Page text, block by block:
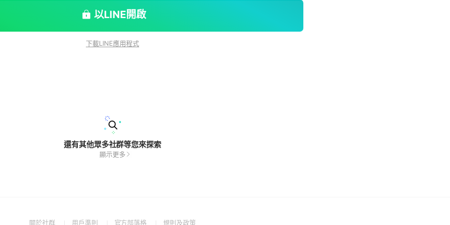
範例如下： 8號7樓4-芷寧、店A-小王子
圖哦，謝謝！祝平安順心 福之鄉大廈管理委員會
以LINE開啟
下載LINE應用程式
還有其他眾多社群等您來探索
顯示更多
關於社群 (Open用戶準則 (Open官方部落格 (Open規則及政策(Open